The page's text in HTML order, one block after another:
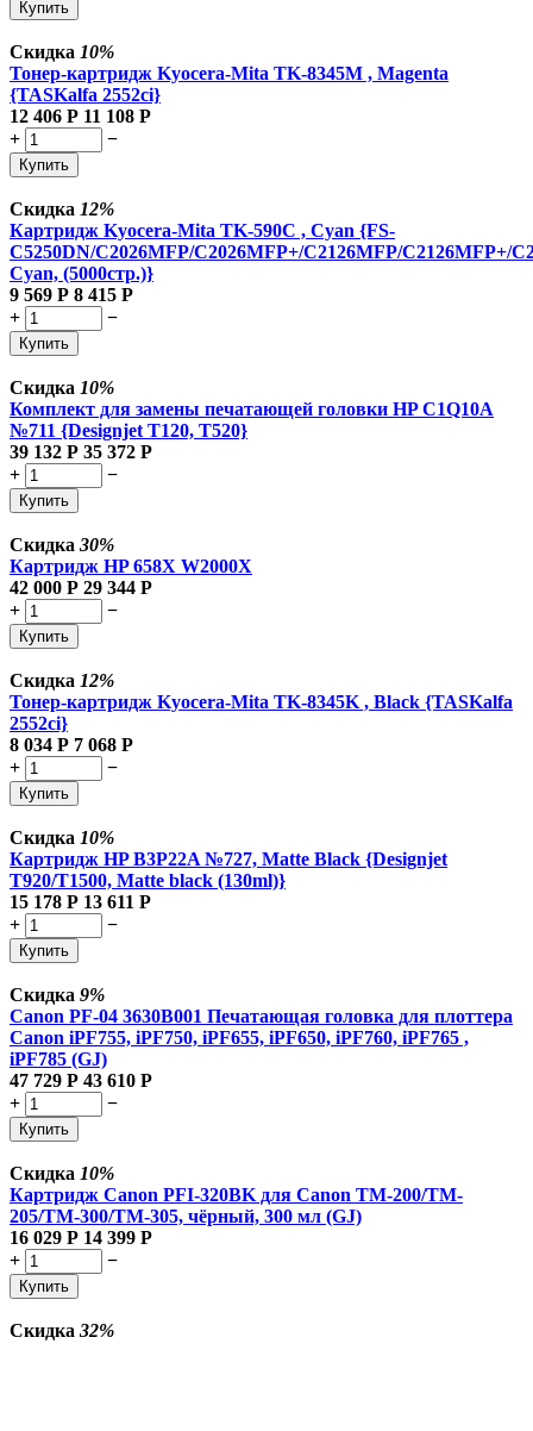
Купить
Скидка 10%
Тонер-картридж Kyocera-Mita TK-8345M , Magenta
{TASKalfa 2552ci}
12 406 Р 11 108 Р
+
−
Купить
Скидка 12%
Картридж Kyocera-Mita TK-590C , Cyan {FS-
C5250DN/C2026MFP/C2026MFP+/C2126MFP/C2126MFP+/
Cyan, (5000стр.)}
9 569 Р 8 415 Р
+
−
Купить
Скидка 10%
Комплект для замены печатающей головки HP C1Q10A
№711 {Designjet T120, T520}
39 132 Р 35 372 Р
+
−
Купить
Скидка 30%
Картридж HP 658X W2000X
42 000 Р 29 344 Р
+
−
Купить
Скидка 12%
Тонер-картридж Kyocera-Mita TK-8345K , Black {TASKalfa
2552ci}
8 034 Р 7 068 Р
+
−
Купить
Скидка 10%
Картридж HP B3P22A №727, Matte Black {Designjet
T920/T1500, Matte black (130ml)}
15 178 Р 13 611 Р
+
−
Купить
Скидка 9%
Canon PF-04 3630B001 Печатающая головка для плоттера
Canon iPF755, iPF750, iPF655, iPF650, iPF760, iPF765 ,
iPF785 (GJ)
47 729 Р 43 610 Р
+
−
Купить
Скидка 10%
Картридж Canon PFI-320BK для Canon TM-200/TM-
205/TM-300/TM-305, чёрный, 300 мл (GJ)
16 029 Р 14 399 Р
+
−
Купить
Скидка 32%